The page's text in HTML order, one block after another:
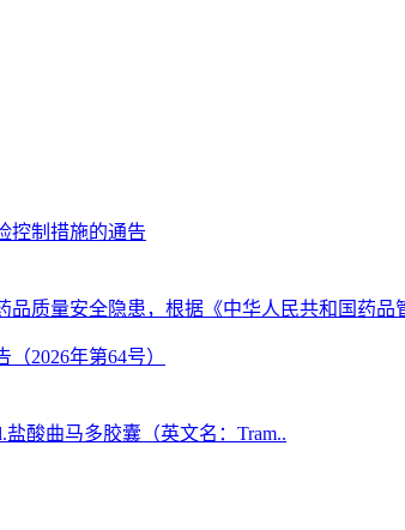
质量安全隐患，根据《中华人民共和国药品
酸曲马多胶囊（英文名：Tram..